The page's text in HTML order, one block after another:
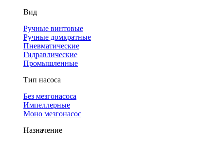
Вид
Ручные винтовые
Ручные домкратные
Пневматические
Гидравлические
Промышленные
Тип насоса
Без мезгонасоса
Импеллерные
Моно мезгонасос
Назначение